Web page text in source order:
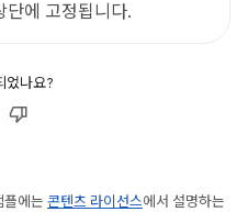
단에 고정됩니다.
었나요?
플에는 콘텐츠 라이선스에서 설명하는